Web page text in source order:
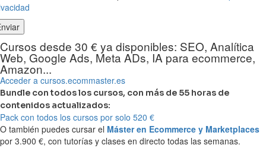
Cursos desde 30 € ya disponibles: SEO, Analítica
Web, Google Ads, Meta ADs, IA para ecommerce,
Amazon...
Acceder a cursos.ecommaster.es
Bundle con todos los cursos, con más de 55 horas de
contenidos actualizados:
Pack con todos los cursos por solo 520 €
O también puedes cursar el Máster en Ecommerce y Marketplaces
por 3.900 €, con tutorías y clases en directo todas las semanas.